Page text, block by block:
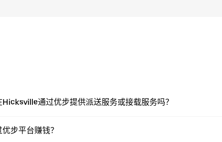
通过优步提供派送服务或接载服务吗？
步平台赚钱？